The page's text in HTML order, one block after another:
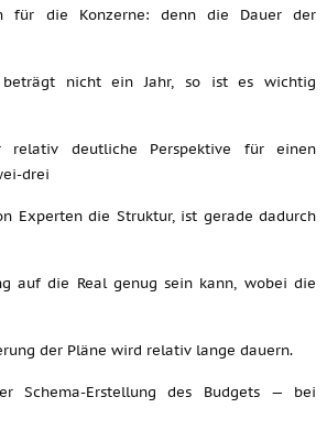
für die Konzerne: denn die Dauer der
beträgt nicht ein Jahr, so ist es wichtig
relativ deutliche Perspektive für einen
drei
Experten die Struktur, ist gerade dadurch
auf die Real genug sein kann, wobei die
der Pläne wird relativ lange dauern.
Schema-Erstellung des Budgets — bei